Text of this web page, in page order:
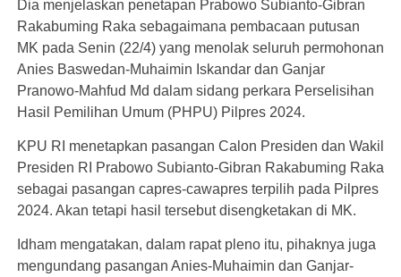
Dia menjelaskan penetapan Prabowo Subianto-Gibran
Rakabuming Raka sebagaimana pembacaan putusan
MK pada Senin (22/4) yang menolak seluruh permohonan
Anies Baswedan-Muhaimin Iskandar dan Ganjar
Pranowo-Mahfud Md dalam sidang perkara Perselisihan
Hasil Pemilihan Umum (PHPU) Pilpres 2024.
KPU RI menetapkan pasangan Calon Presiden dan Wakil
Presiden RI Prabowo Subianto-Gibran Rakabuming Raka
sebagai pasangan capres-cawapres terpilih pada Pilpres
2024. Akan tetapi hasil tersebut disengketakan di MK.
Idham mengatakan, dalam rapat pleno itu, pihaknya juga
mengundang pasangan Anies-Muhaimin dan Ganjar-